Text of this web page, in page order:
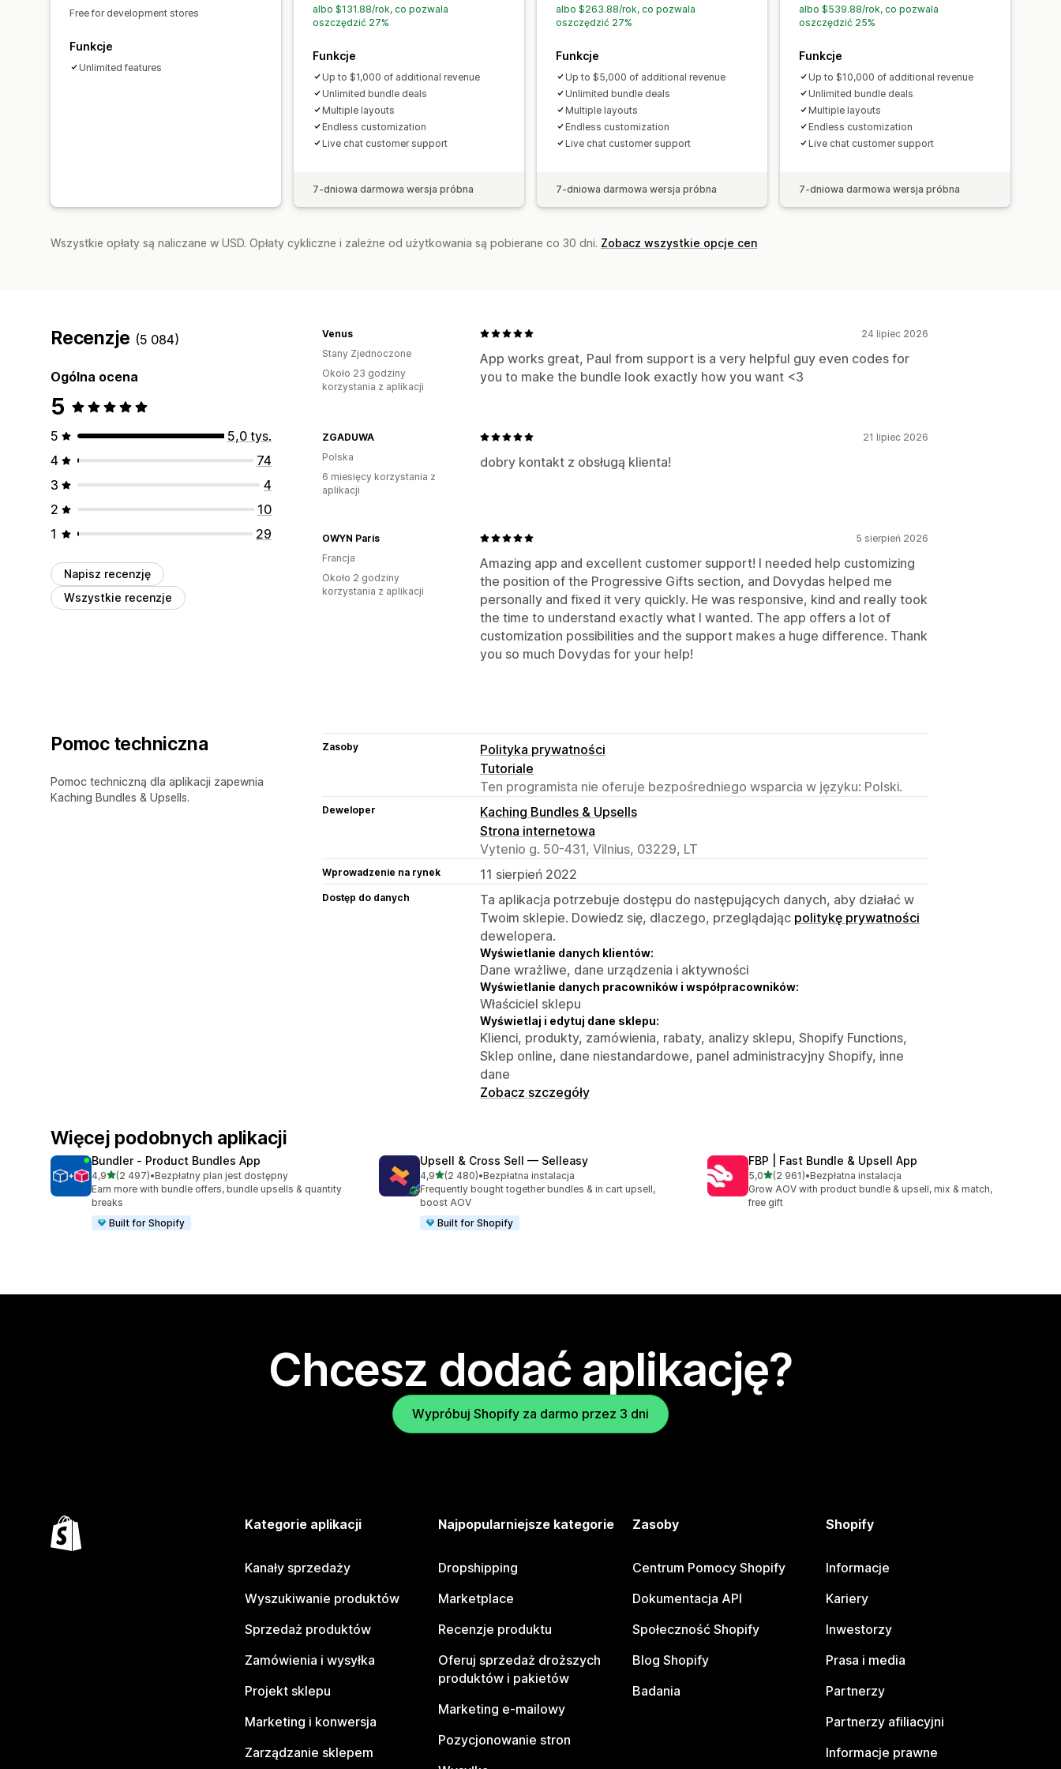
System poziomów rabatów Rekomendacje AI
Uaktualnienie subskrypcji
Priorytetowa realizacja
Współczynniki konwersji
Free for development stores
Funkcje
Unlimited features
albo $131.88/rok, co pozwala
oszczędzić 27%
Funkcje
Up to $1,000 of additional revenue
Unlimited bundle deals
Multiple layouts
Endless customization
Live chat customer support
7-dniowa darmowa wersja próbna
albo $263.88/rok, co pozwala
oszczędzić 27%
Funkcje
Up to $5,000 of additional revenue
Unlimited bundle deals
Multiple layouts
Endless customization
Live chat customer support
7-dniowa darmowa wersja próbna
albo $539.88/rok, co pozwala
oszczędzić 25%
Funkcje
Up to $10,000 of additional revenue
Unlimited bundle deals
Multiple layouts
Endless customization
Live chat customer support
7-dniowa darmowa wersja próbna
Wszystkie opłaty są naliczane w USD. Opłaty cykliczne i zależne od użytkowania są pobierane co 30 dni. Zobacz wszystkie opcje cen
Recenzje (5 084)
Ogólna ocena
5
5
5,0 tys.
4
74
3
4
2
10
1
29
Napisz recenzję
Wszystkie recenzje
24 lipiec 2026
App works great, Paul from support is a very helpful guy even codes for
you to make the bundle look exactly how you want <3
Venus
Stany Zjednoczone
Około 23 godziny
korzystania z aplikacji
21 lipiec 2026
dobry kontakt z obsługą klienta!
ZGADUWA
Polska
6 miesięcy korzystania z
aplikacji
5 sierpień 2026
Amazing app and excellent customer support! I needed help customizing
the position of the Progressive Gifts section, and Dovydas helped me
personally and fixed it very quickly. He was responsive, kind and really took
the time to understand exactly what I wanted. The app offers a lot of
customization possibilities and the support makes a huge difference. Thank
you so much Dovydas for your help!
OWYN Paris
Francja
Około 2 godziny
korzystania z aplikacji
Pomoc techniczna
Pomoc techniczną dla aplikacji zapewnia
Kaching Bundles & Upsells.
Zasoby
Polityka prywatności
Tutoriale
Ten programista nie oferuje bezpośredniego wsparcia w języku: Polski.
Deweloper
Kaching Bundles & Upsells
Strona internetowa
Vytenio g. 50-431, Vilnius, 03229, LT
Wprowadzenie na rynek 11 sierpień 2022
Dostęp do danych
Ta aplikacja potrzebuje dostępu do następujących danych, aby działać w
Twoim sklepie. Dowiedz się, dlaczego, przeglądając politykę prywatności
dewelopera.
Wyświetlanie danych klientów:
Dane wrażliwe, dane urządzenia i aktywności
Wyświetlanie danych pracowników i współpracowników:
Właściciel sklepu
Wyświetlaj i edytuj dane sklepu:
Klienci, produkty, zamówienia, rabaty, analizy sklepu, Shopify Functions,
Sklep online, dane niestandardowe, panel administracyjny Shopify, inne
dane
Zobacz szczegóły
Więcej podobnych aplikacji
Bundler ‑ Product Bundles App
4,9na 5 gwiazdek
(2 497)
Łączna liczba recenzji: 2497
•Bezpłatny plan jest dostępny
Earn more with bundle offers, bundle upsells & quantity
breaks
Built for Shopify
Upsell & Cross Sell — Selleasy
4,9na 5 gwiazdek
(2 480)
Łączna liczba recenzji: 2480
•Bezpłatna instalacja
Frequently bought together bundles & in cart upsell,
boost AOV
Built for Shopify
FBP | Fast Bundle & Upsell App
5,0na 5 gwiazdek
(2 961)
Łączna liczba recenzji: 2961
•Bezpłatna instalacja
Grow AOV with product bundle & upsell, mix & match,
free gift
Chcesz dodać aplikację?
Wypróbuj Shopify za darmo przez 3 dni
Kategorie aplikacji
Kanały sprzedaży
Wyszukiwanie produktów
Sprzedaż produktów
Zamówienia i wysyłka
Projekt sklepu
Marketing i konwersja
Zarządzanie sklepem
Najpopularniejsze kategorie
Dropshipping
Marketplace
Recenzje produktu
Oferuj sprzedaż droższych
produktów i pakietów
Marketing e-mailowy
Pozycjonowanie stron
Zasoby
Centrum Pomocy Shopify
Dokumentacja API
Społeczność Shopify
Blog Shopify
Badania
Shopify
Informacje
Kariery
Inwestorzy
Prasa i media
Partnerzy
Partnerzy afiliacyjni
Informacje prawne